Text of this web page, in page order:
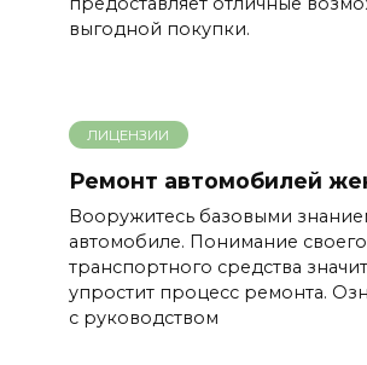
выгодной покупки.
ЛИЦЕНЗИИ
Ремонт автомобилей
Вооружитесь базовыми
автомобиле. Понимание своего
транспортного средства
упростит процесс ремонта.
с руководством